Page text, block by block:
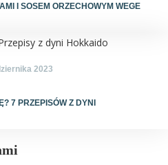
I SOSEM ORZECHOWYM WEGE
2023
7 PRZEPISÓW Z DYNI